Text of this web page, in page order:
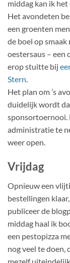
middag kan ik
Het avondeten
een groenten
de boel op smaak
oestersaus – een
erop stuitte bij
Stern.
Het plan om ’s
duidelijk wordt
sponsortoernooi.
administratie te
weer open.
Vrijdag
Opnieuw een
bestellingen
publiceer de
middag haal ik
een pestopizza
nog veel te doen,